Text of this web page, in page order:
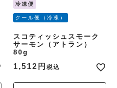
冷凍便
クール便（冷凍）
スコティッシュスモーク
サーモン（アトラン）
80g
1,512 税込